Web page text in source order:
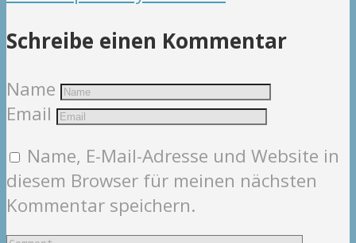
Schreibe einen Kommentar
Name
Email
Name, E-Mail-Adresse und Website in
diesem Browser für meinen nächsten
Kommentar speichern.